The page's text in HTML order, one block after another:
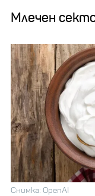
Млечен
Снимка: OpenAI